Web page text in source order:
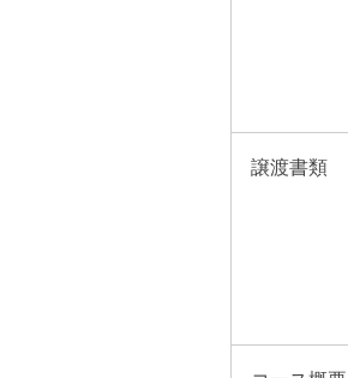
譲渡書類